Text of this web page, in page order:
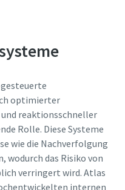
optimierter
reaktionsschneller
Rolle. Diese Systeme
wie die Nachverfolgung
wodurch das Risiko von
verringert wird. Atlas
internen